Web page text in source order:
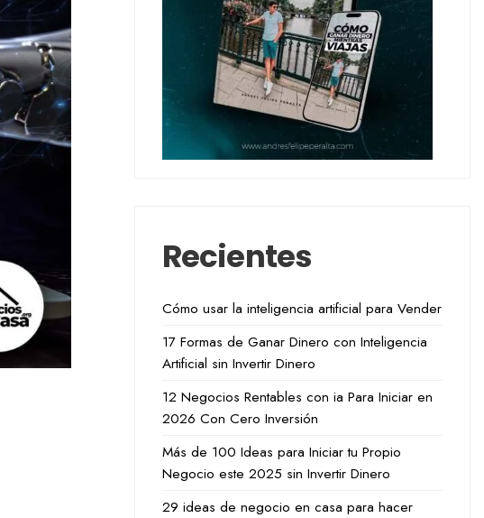
Recientes
Cómo usar la inteligencia artificial para Vender
17 Formas de Ganar Dinero con Inteligencia
Artificial sin Invertir Dinero
12 Negocios Rentables con ia Para Iniciar en
2026 Con Cero Inversión
Más de 100 Ideas para Iniciar tu Propio
Negocio este 2025 sin Invertir Dinero
29 ideas de negocio en casa para hacer